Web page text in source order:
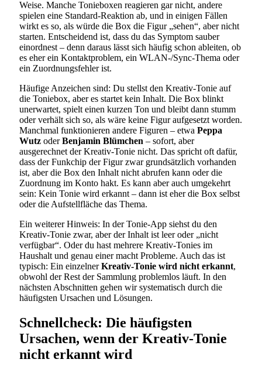
Weise. Manche Tonieboxen reagieren gar nicht, andere
spielen eine Standard-Reaktion ab, und in einigen Fällen
wirkt es so, als würde die Box die Figur „sehen“, aber nicht
starten. Entscheidend ist, dass du das Symptom sauber
einordnest – denn daraus lässt sich häufig schon ableiten, ob
es eher ein Kontaktproblem, ein WLAN-/Sync-Thema oder
ein Zuordnungsfehler ist.
Häufige Anzeichen sind: Du stellst den Kreativ-Tonie auf
die Toniebox, aber es startet kein Inhalt. Die Box blinkt
unerwartet, spielt einen kurzen Ton und bleibt dann stumm
oder verhält sich so, als wäre keine Figur aufgesetzt worden.
Manchmal funktionieren andere Figuren – etwa Peppa
Wutz oderBenjamin Blümchen – sofort, aber
ausgerechnet der Kreativ-Tonie nicht. Das spricht oft dafür,
dass der Funkchip der Figur zwar grundsätzlich vorhanden
ist, aber die Box den Inhalt nicht abrufen kann oder die
Zuordnung im Konto hakt. Es kann aber auch umgekehrt
sein: Kein Tonie wird erkannt – dann ist eher die Box selbst
oder die Aufstellfläche das Thema.
Ein weiterer Hinweis: In der Tonie-App siehst du den
Kreativ-Tonie zwar, aber der Inhalt ist leer oder „nicht
verfügbar“. Oder du hast mehrere Kreativ-Tonies im
Haushalt und genau einer macht Probleme. Auch das ist
typisch: Ein einzelnerKreativ-Tonie wird nicht erkannt,
obwohl der Rest der Sammlung problemlos läuft. In den
nächsten Abschnitten gehen wir systematisch durch die
häufigsten Ursachen und Lösungen.
Schnellcheck: Die häufigsten
Ursachen, wenn der Kreativ-Tonie
nicht erkannt wird